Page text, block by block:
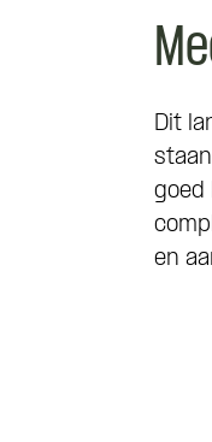
Dit
goed
en